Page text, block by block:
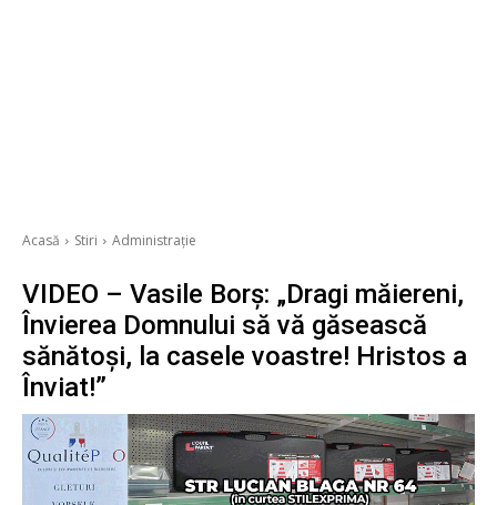
Acasă Stiri Administrație
VIDEO – Vasile Borș: „Dragi măiereni,
Învierea Domnului să vă găsească
sănătoși, la casele voastre! Hristos a
Înviat!”